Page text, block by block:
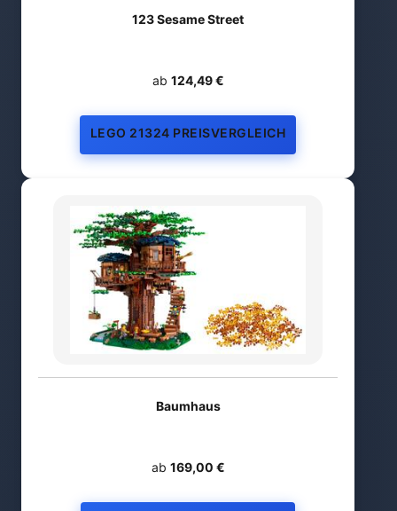
123 Sesame Street
ab 124,49 €
LEGO 21324 PREISVERGLEICH
Baumhaus
ab 169,00 €